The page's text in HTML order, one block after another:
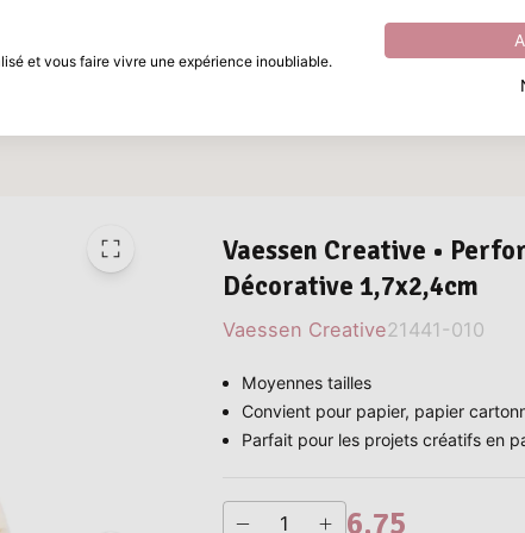
Vaessen Creative •
Décorative 1,7x2,4cm
Vaessen Creative21441-010
Moyennes tailles
Convient pour papier, papier
Parfait pour les projets créatifs en
6,75
et vous faire vivre une expérience inoubliable.